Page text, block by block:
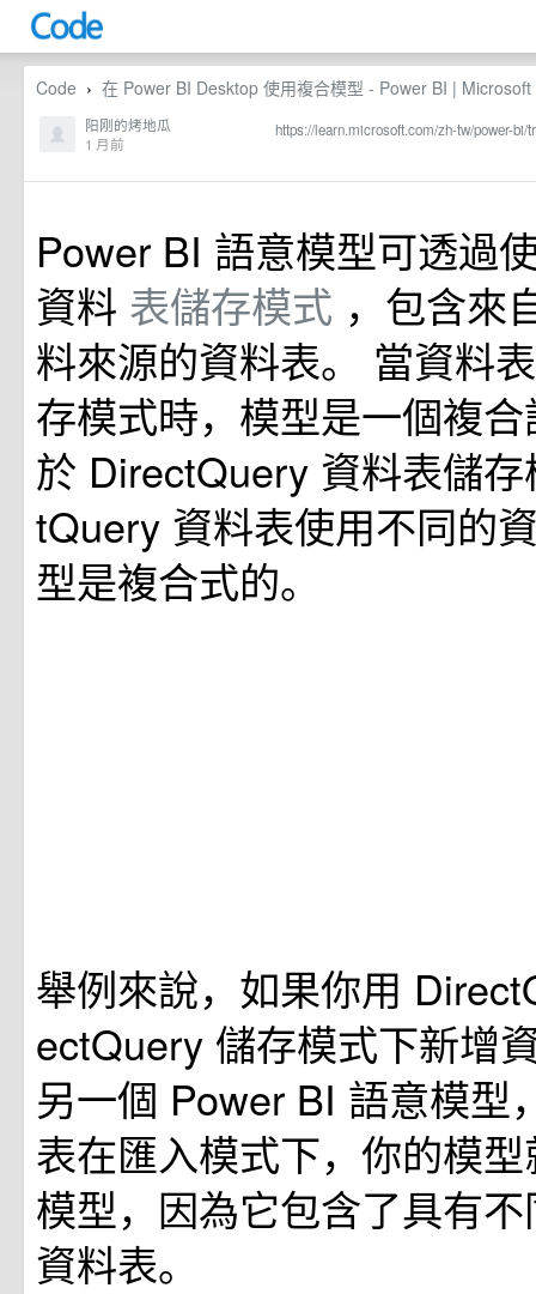
Code › 在 Power BI Desktop 使用複合模型 - Power BI |
https://learn.microsoft.com/zh-tw/power-
阳刚的烤地瓜
1 月前
Power BI 語意模型可透過
資料 表儲存模式 ，包含來
料來源的資料表。 當資料
存模式時，模型是一個複
於 DirectQuery 資料表儲
tQuery 資料表使用不同的
型是複合式的。
舉例來說，如果你用
ectQuery 儲存模式下新增
另一個 Power BI 語意模型
表在匯入模式下，你的模
模型，因為它包含了具有
資料表。